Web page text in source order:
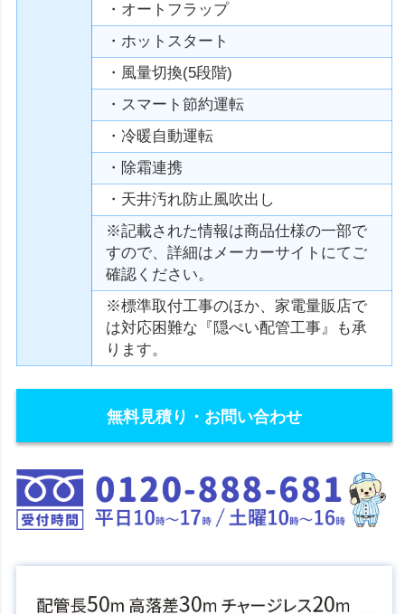
・オートフラップ
・ホットスタート
・風量切換(5段階)
・スマート節約運転
・冷暖自動運転
・除霜連携
・天井汚れ防止風吹出し
※記載された情報は商品仕様の一部で
すので、詳細はメーカーサイトにてご
確認ください。
※標準取付工事のほか、家電量販店で
は対応困難な『隠ぺい配管工事』も承
ります。
無料見積り・お問い合わせ